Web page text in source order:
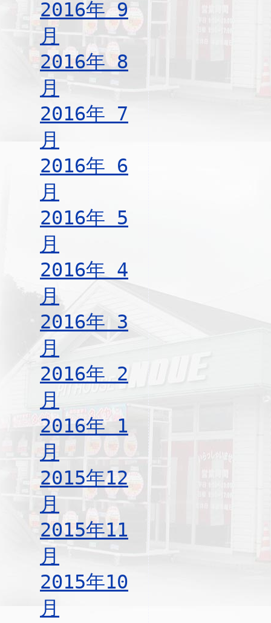
2016年 9
月
2016年 8
月
2016年 7
月
2016年 6
月
2016年 5
月
2016年 4
月
2016年 3
月
2016年 2
月
2016年 1
月
2015年12
月
2015年11
月
2015年10
月